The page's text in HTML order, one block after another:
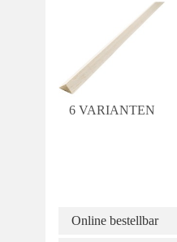
6 VARIANTEN
Online bestellbar